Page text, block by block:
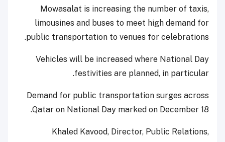
Mowasalat is increasing the number of taxis,
limousines and buses to meet high demand for
public transportation to venues for celebrations.
Vehicles will be increased where National Day
festivities are planned, in particular.
Demand for public transportation surges across
Qatar on National Day marked on December 18.
Khaled Kavood, Director, Public Relations,